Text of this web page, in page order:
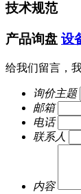
技术规范
产品询盘 设
给我们留言，
询价主题
邮箱
电话
联系人
内容